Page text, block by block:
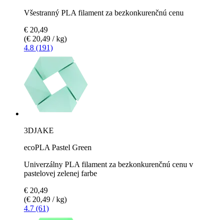
Všestranný PLA filament za bezkonkurenčnú cenu
€ 20,49
(€ 20,49 / kg)
4.8 (191)
3DJAKE
ecoPLA Pastel Green
Univerzálny PLA filament za bezkonkurenčnú cenu v
pastelovej zelenej farbe
€ 20,49
(€ 20,49 / kg)
4.7 (61)